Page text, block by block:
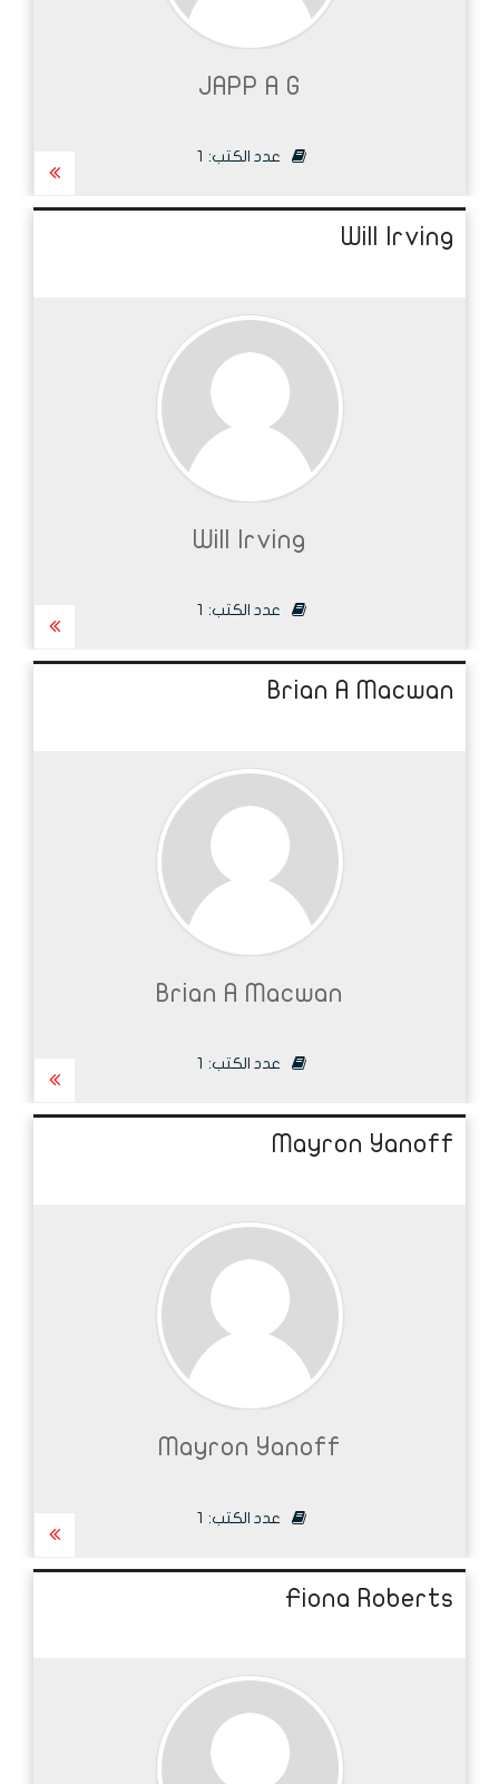
JAPP A G
عدد الكتب: 1
Will Irving
Will Irving
عدد الكتب: 1
Brian A Macwan
Brian A Macwan
عدد الكتب: 1
Mayron Yanoff
Mayron Yanoff
عدد الكتب: 1
Fiona Roberts